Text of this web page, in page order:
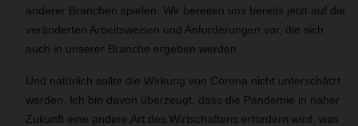
anderer Branchen spielen. Wir bereiten uns bereits jetzt auf die
veränderten Arbeitsweisen und Anforderungen vor, die sich
auch in unserer Branche ergeben werden.
Und natürlich sollte die Wirkung von Corona nicht unterschätzt
werden. Ich bin davon überzeugt, dass die Pandemie in naher
Zukunft eine andere Art des Wirtschaftens erfordern wird, was